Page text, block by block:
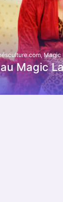
, Magic
Magic